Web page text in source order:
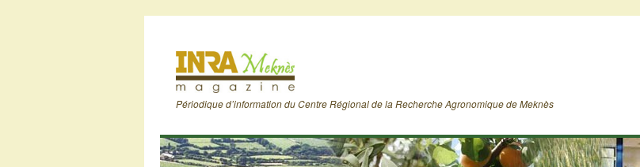
Périodique d’information du Centre Régional de la Recherche Agronomique de Meknès